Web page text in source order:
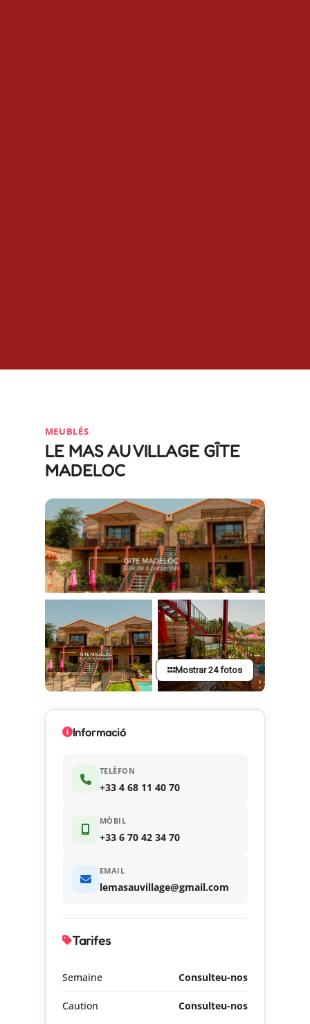
MEUBLÉS
LE MAS AU VILLAGE GÎTE
MADELOC
Mostrar 24 fotos
Informació
TELÈFON
+33 4 68 11 40 70
MÒBIL
+33 6 70 42 34 70
EMAIL
lemasauvillage@gmail.com
Tarifes
Semaine Consulteu-nos
Caution Consulteu-nos